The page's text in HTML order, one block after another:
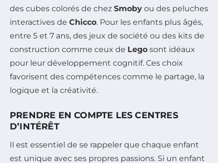
des cubes colorés de chez Smoby ou des peluches
interactives de Chicco. Pour les enfants plus âgés,
entre 5 et 7 ans, des jeux de société ou des kits de
construction comme ceux de Lego sont idéaux
pour leur développement cognitif. Ces choix
favorisent des compétences comme le partage, la
logique et la créativité.
PRENDRE EN COMPTE LES CENTRES
D’INTÉRÊT
Il est essentiel de se rappeler que chaque enfant
est unique avec ses propres passions. Si un enfant